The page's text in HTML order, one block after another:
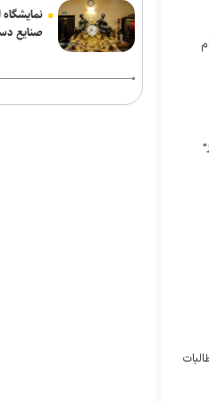
نظرسنجی رویترز:
پیامد‌های جنگ با ایران
پاکستان: خواهان
صنایع